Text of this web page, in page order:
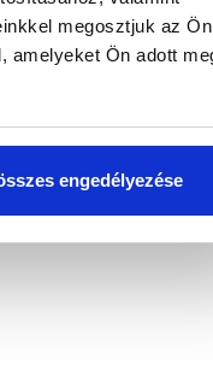
megosztjuk az Ön
amelyeket Ön adott
engedélyezése
oldható meg. A
megjelenítését.
látható színek